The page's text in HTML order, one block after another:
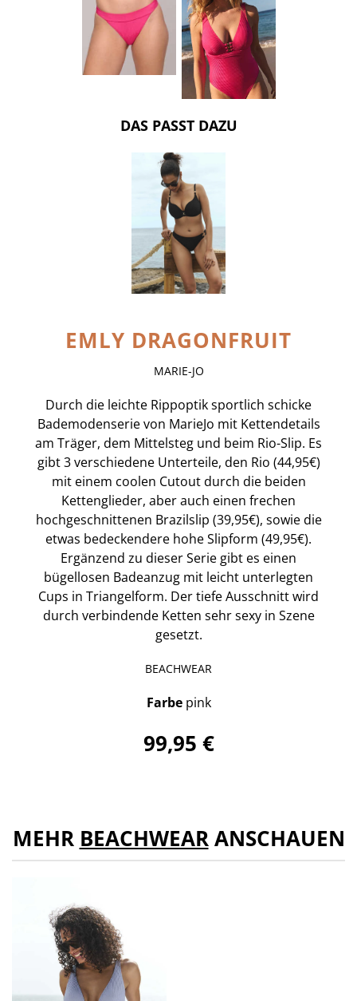
DAS PASST DAZU
EMLY DRAGONFRUIT
MARIE-JO
Durch die leichte Rippoptik sportlich schicke
Bademodenserie von MarieJo mit Kettendetails
am Träger, dem Mittelsteg und beim Rio-Slip. Es
gibt 3 verschiedene Unterteile, den Rio (44,95€)
mit einem coolen Cutout durch die beiden
Kettenglieder, aber auch einen frechen
hochgeschnittenen Brazilslip (39,95€), sowie die
etwas bedeckendere hohe Slipform (49,95€).
Ergänzend zu dieser Serie gibt es einen
bügellosen Badeanzug mit leicht unterlegten
Cups in Triangelform. Der tiefe Ausschnitt wird
durch verbindende Ketten sehr sexy in Szene
gesetzt.
BEACHWEAR
Farbepink
99,95 €
MEHR BEACHWEARANSCHAUEN